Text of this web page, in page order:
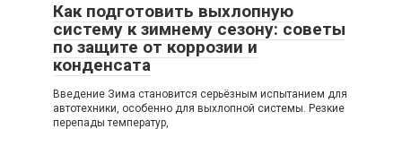
Как подготовить выхлопную
систему к зимнему сезону: советы
по защите от коррозии и
конденсата
Введение Зима становится серьёзным испытанием для
автотехники, особенно для выхлопной системы. Резкие
перепады температур,